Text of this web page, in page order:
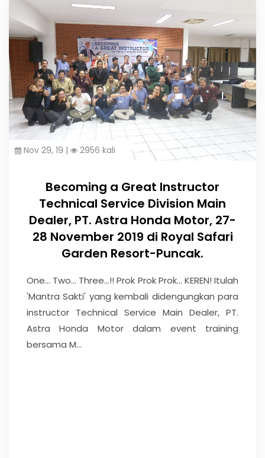
Nov 29, 19 | 2956 kali
Becoming a Great Instructor
Technical Service Division Main
Dealer, PT. Astra Honda Motor, 27-
28 November 2019 di Royal Safari
Garden Resort-Puncak.
One... Two... Three...!! Prok Prok Prok... KEREN! Itulah
'Mantra Sakti' yang kembali didengungkan para
instructor Technical Service Main Dealer, PT.
Astra Honda Motor dalam event training
bersama M...